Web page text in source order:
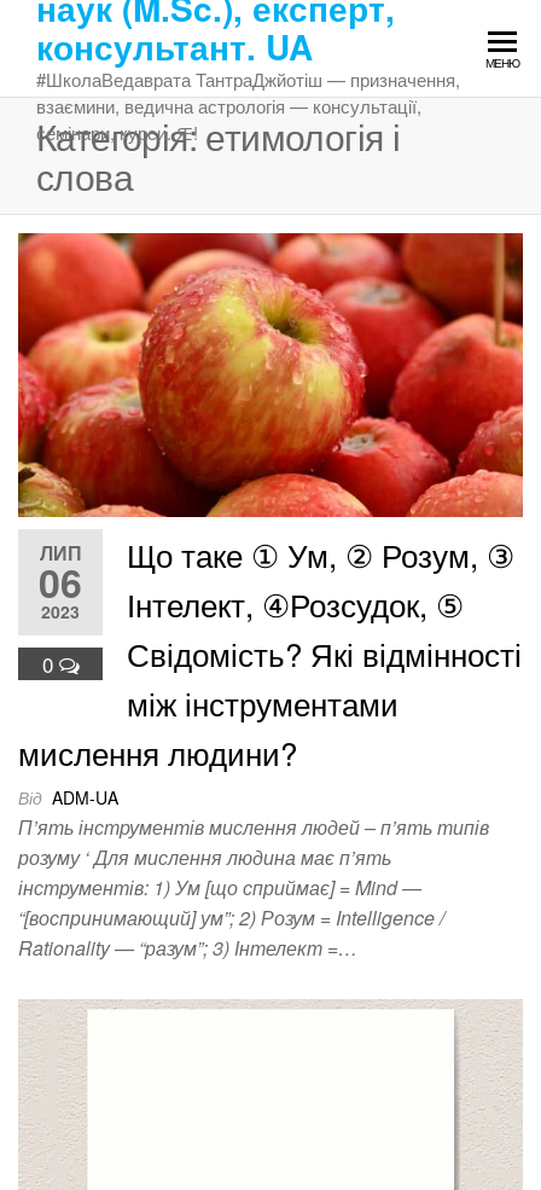
Перейти
змістуконсультант. UA
#ШколаВедаврата ТантраДжйотіш — призначення,
взаємини, ведична астрологія — консультації,
семінари, курси. Ԙ!
МЕНЮ
Категорія:етимологія і
слова
ЛИП
06
2023
0
Що таке ① Ум, ② Розум, ③
Інтелект, ④Розсудок, ⑤
Свідомість? Які відмінності
між інструментами
мислення людини?
Від ADM-UA
П’ять інструментів мислення людей – п’ять типів
розуму ‘ Для мислення людина має п’ять
інструментів: 1) Ум [що сприймає] = Mind —
“[воспринимающий] ум”; 2) Розум = Intelligence /
Rationality — “разум”; 3) Інтелект =…